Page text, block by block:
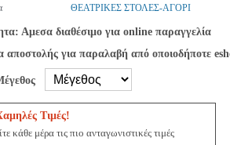
ΘΕΑΤΡΙΚΕΣ ΣΤΟΛΕΣ-ΑΓΟΡΙ
Αμεσα διαθέσιμο για online παραγγελία
αποστολής για παραλαβή από οποιοδήποτε
Τιμές!
κάθε μέρα τις πιο ανταγωνιστικές τιμές